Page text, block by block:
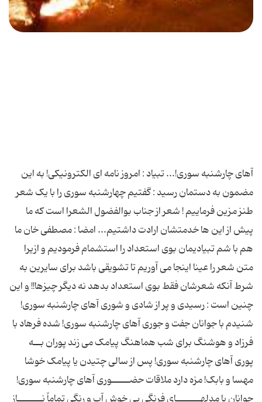
آهای چارشنبه سوری!... تبیاد : امروز نامه ای الکترونیکی! به این
مضمون به دستمان رسید : گفتیم چهارشنبه سوری را با یک شعر
طنز مزین فرماییم ! شعر از جناب بوالفضول الشعرا است که ما
پیش از این ها خدمتشان ارادت داشتیم... امضا : مصطفی خان ما
هم با شم تبیادیمان بوی استعداد را استشمام فرمودیم و ازیرا
متن شعر را عینا اینجا می آوریم تا تشویقی باشد برای سایرین به
شرط آنکه شعرشان فقط بوی استعداد بدهد نه دیگر چیزها!! و این
چنین است : رسیدی و پر از شادی و شوری آهای چارشنبه سوری!
شنیدم با جوانان جفت و جوری آهای چارشنبه سوری! شده فرهاد با
فرزاد و هوشنگ برای شب هماهنگ پیامک می زند پوران بــه
پوری آهای چارشنبه سوری! پس از سالی چتیدن یا پیامک خوشا
مهسا و بابک! مزه دارد ملاقات حضـــــوری آهای چارشنبه سوری!